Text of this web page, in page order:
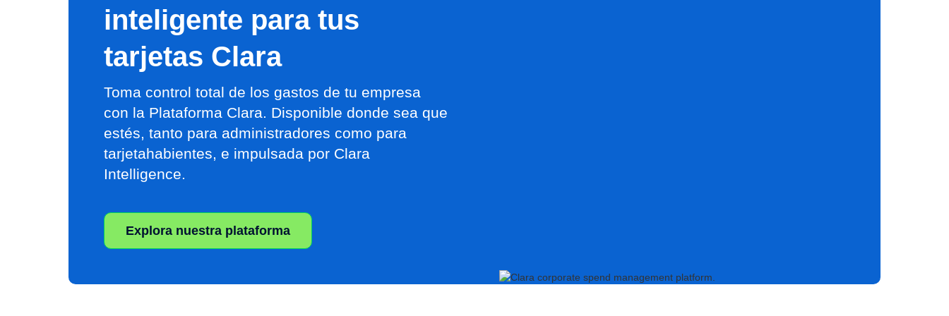
inteligente para tus
tarjetas Clara
Toma control total de los gastos de tu empresa
con la Plataforma Clara. Disponible donde sea que
estés, tanto para administradores como para
tarjetahabientes, e impulsada por Clara
Intelligence.
Explora nuestra plataforma